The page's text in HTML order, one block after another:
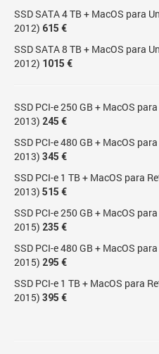
SSD SATA 4 TB + MacOS para
2012) 615 €
SSD SATA 8 TB + MacOS para
2012) 1015 €
SSD PCI-e 250 GB + MacOS
2013) 245 €
SSD PCI-e 480 GB + MacOS
2013) 345 €
SSD PCI-e 1 TB + MacOS para
2013) 515 €
SSD PCI-e 250 GB + MacOS
2015) 235 €
SSD PCI-e 480 GB + MacOS
2015) 295 €
SSD PCI-e 1 TB + MacOS para
2015) 395 €